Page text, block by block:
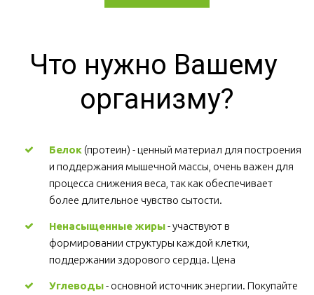
Что нужно Вашему
организму?
Белок (протеин) - ценный материал для построения
и поддержания мышечной массы, очень важен для
процесса снижения веса, так как обеспечивает
более длительное чувство сытости.
Ненасыщенные жиры - участвуют в
формировании структуры каждой клетки,
поддержании здорового сердца. Цена
Углеводы - основной источник энергии. Покупайте